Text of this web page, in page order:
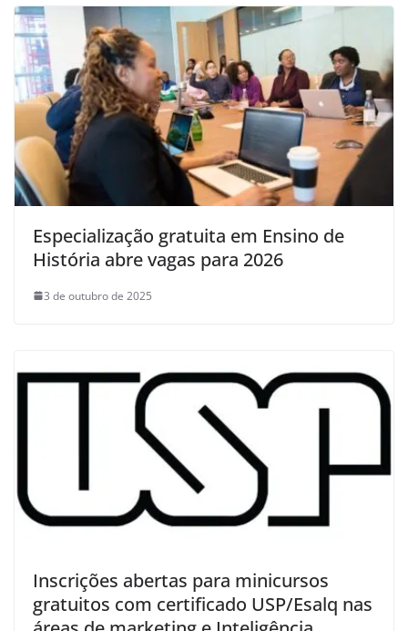
Especialização gratuita em Ensino de
História abre vagas para 2026
3 de outubro de 2025
Inscrições abertas para minicursos
gratuitos com certificado USP/Esalq nas